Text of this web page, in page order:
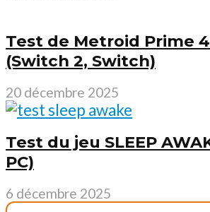
Test de Metroid Prime
(Switch 2, Switch)
20 décembre 2025
Test du jeu SLEEP
PC)
6 décembre 2025